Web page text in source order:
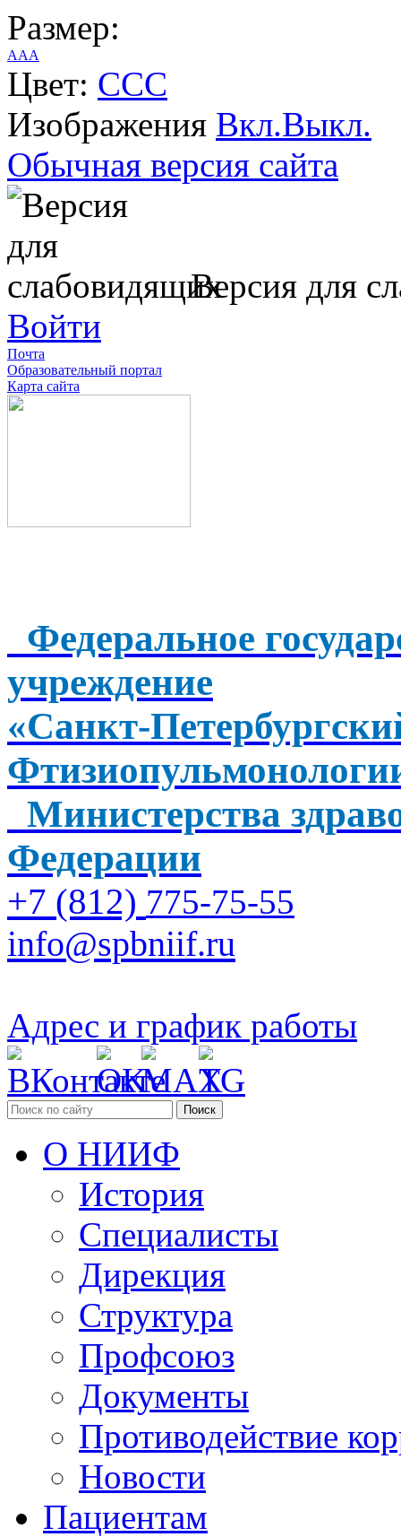
Размер:
AAA
Цвет: CCC
Изображения Вкл.Выкл.
Обычная версия сайта
Версия для
Войти
Почта
Образовательный портал
Карта сайта
Федеральное
учреждение
«Санкт-
Министерства
Федерации
+7 (812) 775-75-55
info@spbniif.ru
Адрес и график работы
Поиск
О НИИФ
История
Специалисты
Дирекция
Структура
Профсоюз
Документы
Противодействие
Новости
Пациентам